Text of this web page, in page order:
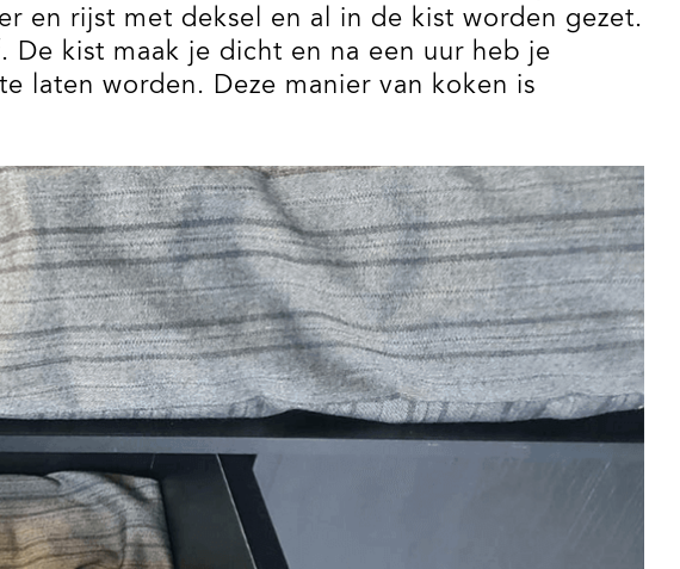
en rijst met deksel en al in de kist worden gezet.
De kist maak je dicht en na een uur heb je
laten worden. Deze manier van koken is